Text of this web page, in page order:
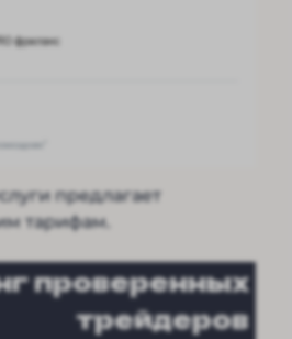
предлагает
тарифам.
проверенных
трейдеров